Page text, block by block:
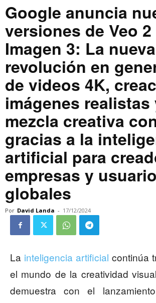
Google anuncia
versiones de Veo 2
Imagen 3: La nueva
revolución en
de videos 4K,
imágenes realistas
mezcla creativa
gracias a la
artificial para
empresas y
globales
Por David Landa - 17/12/2024
La inteligencia artificial continúa
el mundo de la creatividad
demuestra con el